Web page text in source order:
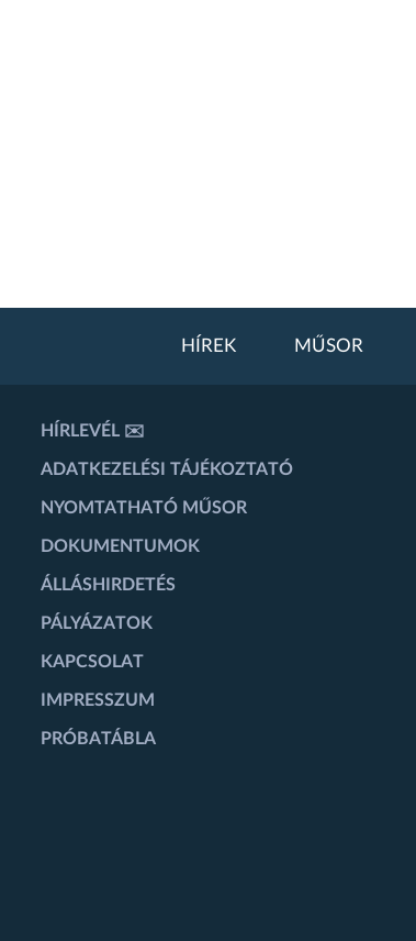
HÍREK MŰSOR
HÍRLEVÉL ✉️
ADATKEZELÉSI TÁJÉKOZTATÓ
NYOMTATHATÓ MŰSOR
DOKUMENTUMOK
ÁLLÁSHIRDETÉS
PÁLYÁZATOK
KAPCSOLAT
IMPRESSZUM
PRÓBATÁBLA